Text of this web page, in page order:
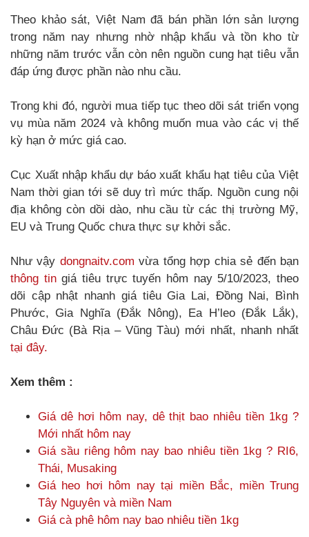
Theo khảo sát, Việt Nam đã bán phần lớn sản lượng
trong năm nay nhưng nhờ nhập khẩu và tồn kho từ
những năm trước vẫn còn nên nguồn cung hạt tiêu vẫn
đáp ứng được phần nào nhu cầu.
Trong khi đó, người mua tiếp tục theo dõi sát triển vọng
vụ mùa năm 2024 và không muốn mua vào các vị thế
kỳ hạn ở mức giá cao.
Cục Xuất nhập khẩu dự báo xuất khẩu hạt tiêu của Việt
Nam thời gian tới sẽ duy trì mức thấp. Nguồn cung nội
địa không còn dồi dào, nhu cầu từ các thị trường Mỹ,
EU và Trung Quốc chưa thực sự khởi sắc.
Như vậy dongnaitv.com vừa tổng hợp chia sẻ đến bạn
thông tingiá tiêu trực tuyến hôm nay 5/10/2023, theo
dõi cập nhật nhanh giá tiêu Gia Lai, Đồng Nai, Bình
Phước, Gia Nghĩa (Đắk Nông), Ea H’leo (Đắk Lắk),
Châu Đức (Bà Rịa – Vũng Tàu) mới nhất, nhanh nhất
tại đây.
Xem thêm :
Giá dê hơi hôm nay, dê thịt bao nhiêu tiền 1kg ?
Mới nhất hôm nay
Giá sầu riêng hôm nay bao nhiêu tiền 1kg ? RI6,
Thái, Musaking
Giá heo hơi hôm nay tại miền Bắc, miền Trung
Tây Nguyên và miền Nam
Giá cà phê hôm nay bao nhiêu tiền 1kg